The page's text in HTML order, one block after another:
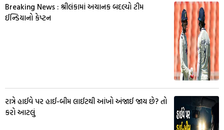
Breaking News : શ્રીલંકામાં અચાનક બદલ્યો ટીમ
ઈન્ડિયાનો કેપ્ટન
રાત્રે હાઈવે પર હાઈ-બીમ લાઈટથી આંખો અંજાઈ જાય છે? તો
કરો આટલું